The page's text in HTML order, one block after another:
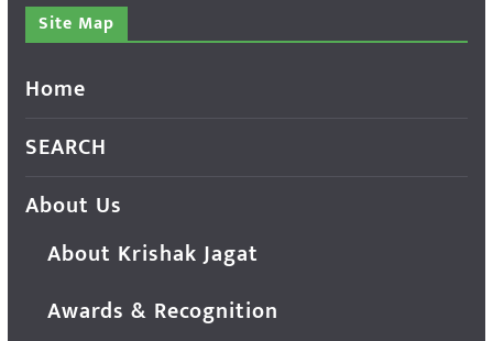
Site Map
Home
SEARCH
About Us
About Krishak Jagat
Awards & Recognition